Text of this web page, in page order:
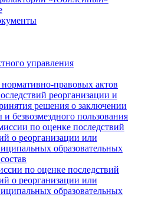
управления
правовых актов
реорганизации и
решения о заключении
безвозмездного пользования
по оценке последствий
о реорганизации или
образовательных
по оценке последствий
о реорганизации или
образовательных